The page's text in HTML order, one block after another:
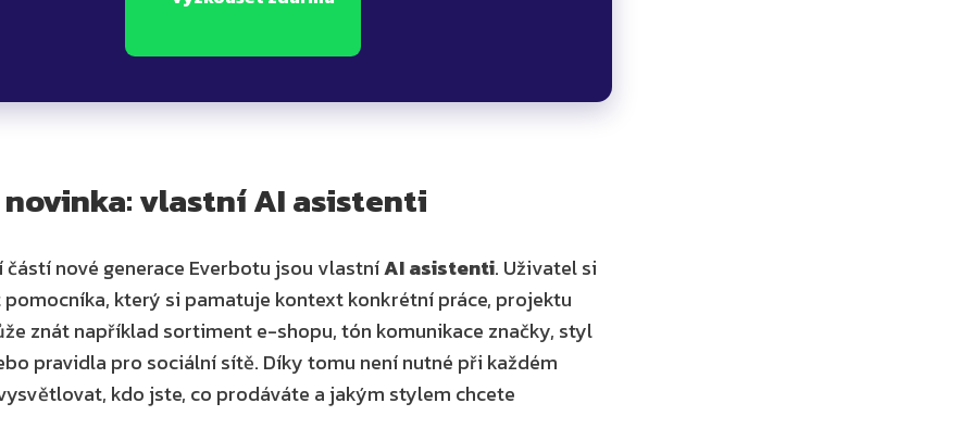
vlastní AI asistenti
nové generace Everbotu jsou vlastní AI asistenti. Uživatel si
který si pamatuje kontext konkrétní práce, projektu
znát například sortiment e-shopu, tón komunikace značky, styl
pravidla pro sociální sítě. Díky tomu není nutné při každém
kdo jste, co prodáváte a jakým stylem chcete